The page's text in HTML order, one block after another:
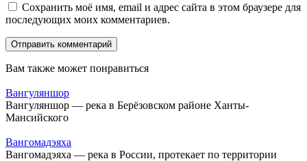
Сохранить моё имя, email и адрес сайта в этом браузере для
последующих моих комментариев.
Вам также может понравиться
Вангуляншор
Вангуляншор — река в Берёзовском районе Ханты-
Мансийского
Вангомадэяха
Вангомадэяха — река в России, протекает по территории